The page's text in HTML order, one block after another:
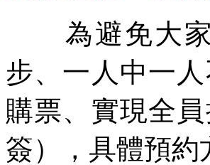
為避免大
步、一人中一
購票、實現全
簽），具體預約